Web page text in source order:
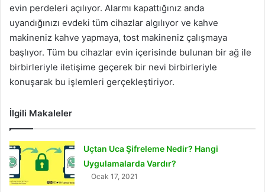
evin perdeleri açılıyor. Alarmı kapattığınız anda
uyandığınızı evdeki tüm cihazlar algılıyor ve kahve
makineniz kahve yapmaya, tost makineniz çalışmaya
başlıyor. Tüm bu cihazlar evin içerisinde bulunan bir ağ ile
birbirleriyle iletişime geçerek bir nevi birbirleriyle
konuşarak bu işlemleri gerçekleştiriyor.
İlgili Makaleler
Uçtan Uca Şifreleme Nedir? Hangi
Uygulamalarda Vardır?
Ocak 17, 2021